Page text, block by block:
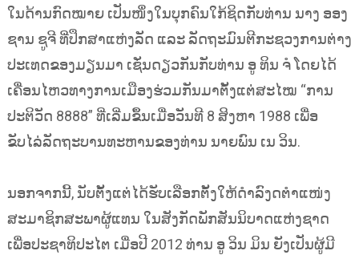
ໃນດ້ານກົດໝາຍ ເປັນໜຶ່ງໃນບຸກຄົນໃກ້ຊິດກັບທ່ານ ນາງ ອອງ
ຊານ ຊູຈີ ທີ່ປຶກສາແຫ່ງລັດ ແລະ ລັດຖະມົນຕີກະຊວງການຕ່າງ
ປະເທດຂອງມຽນມາ ເຊັ່ນດຽວກັນກັບທ່ານ ອູ ທິນ ຈໍ ໂດຍໄດ້
ເຄື່ອນໄຫວທາງການເມືອງຮ່ວມກັນມາຕັ້ງແຕ່ສະໄໝ “ການ
ປະຕິວັດ 8888” ທີ່ເລີ່ມຂຶ້ນເມື່ອວັນທີ 8 ສິງຫາ 1988 ເພື່ອ
ຂັບໄລ່ລັດຖະບານທະຫານຂອງທ່ານ ນາຍພົນ ເນ ວິນ.
ນອກຈາກນີ້, ນັບຕັ້ງແຕ່ໄດ້ຮັບເລືອກຕັ້ງໃຫ້ດຳລົງດຕຳແໜ່ງ
ສະມາຊິກສະພາຜູ້ແທນ ໃນສັງກັດພັກສັນນິບາດແຫ່ງຊາດ
ເພື່ອປະຊາທິປະໄຕ ເມື່ອປີ 2012 ທ່ານ ອູ ວິນ ມິນ ຍັງເປັນຜູ້ມີ